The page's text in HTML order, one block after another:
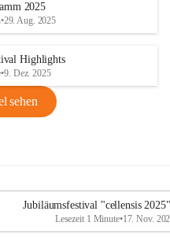
2025
•29. Aug. 2025
Highlights
•9. Dez. 2025
sehen
Jubiläumsfestival "cellensis
Lesezeit 1 Minute•17. Nov.